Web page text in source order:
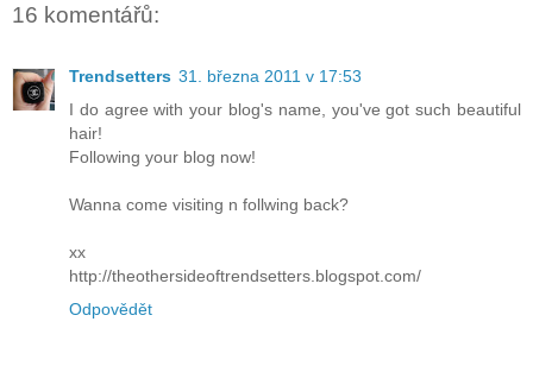
16 komentářů:
Trendsetters 31. března 2011 v 17:53
I do agree with your blog's name, you've got such beautiful
hair!
Following your blog now!
Wanna come visiting n follwing back?
xx
http://theothersideoftrendsetters.blogspot.com/
Odpovědět